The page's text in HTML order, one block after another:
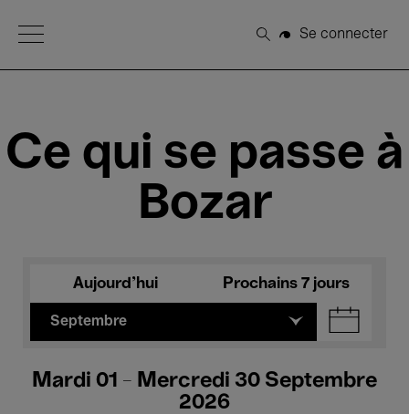
Open Menu
Rechercher
Se connecter
Ce qui se passe à
Bozar
Aujourd'hui Prochains 7 jours
Septembre
Mardi 01 - Mercredi 30 Septembre
2026